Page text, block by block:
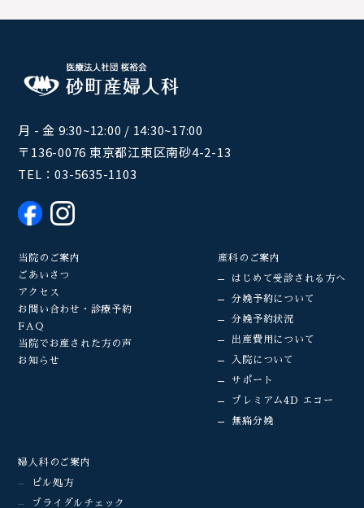
月 - 金 9:30~12:00 / 14:30~17:00
〒136-0076 東京都江東区南砂4-2-13
TEL：03-5635-1103
当院のご案内
ごあいさつ
アクセス
お問い合わせ・診療予約
FAQ
当院でお産された方の声
お知らせ
産科のご案内
はじめて受診される方へ
分娩予約について
分娩予約状況
出産費用について
入院について
サポート
プレミアム4D エコー
無痛分娩
婦人科のご案内
ピル処方
ブライダルチェック